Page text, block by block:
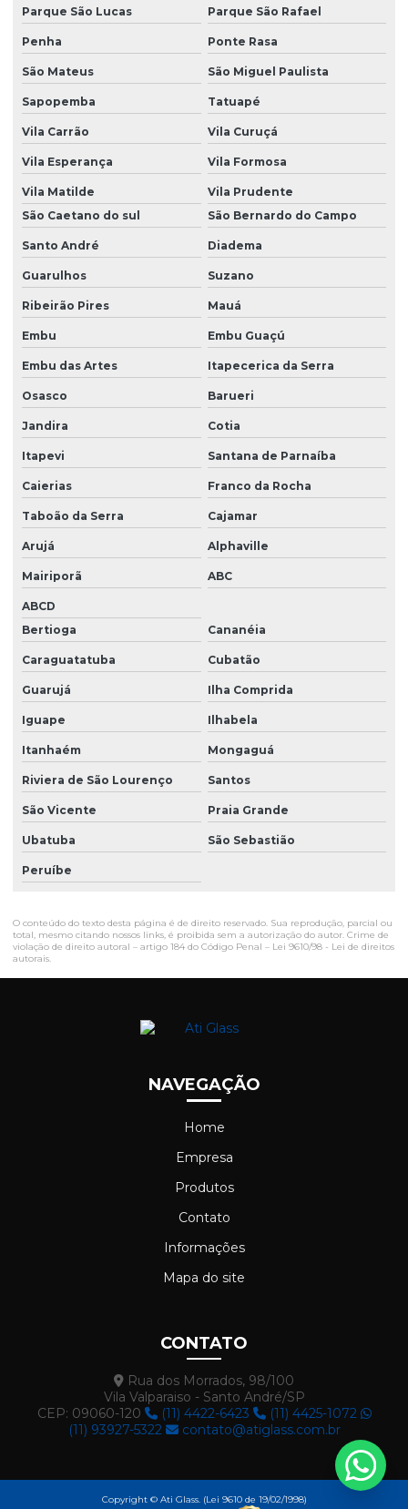
Parque São Lucas Parque São Rafael
Penha Ponte Rasa
São Mateus São Miguel Paulista
Sapopemba Tatuapé
Vila Carrão Vila Curuçá
Vila Esperança Vila Formosa
Vila Matilde
Vila Prudente
São Caetano do sul
São Bernardo do Campo
Santo André Diadema
Guarulhos Suzano
Ribeirão Pires Mauá
Embu Embu Guaçú
Embu das Artes Itapecerica da Serra
Osasco Barueri
Jandira Cotia
Itapevi Santana de Parnaíba
Caierias Franco da Rocha
Taboão da Serra Cajamar
Arujá Alphaville
Mairiporã ABC
ABCD
Bertioga
Cananéia
Caraguatatuba Cubatão
Guarujá Ilha Comprida
Iguape Ilhabela
Itanhaém Mongaguá
Riviera de São Lourenço Santos
São Vicente Praia Grande
Ubatuba São Sebastião
Peruíbe
O conteúdo do texto desta página é de direito reservado. Sua reprodução, parcial ou
total, mesmo citando nossos links, é proibida sem a autorização do autor. Crime de
violação de direito autoral – artigo 184 do Código Penal – Lei 9610/98 - Lei de direitos
autorais.
NAVEGAÇÃO
Home
Empresa
Produtos
Contato
Informações
Mapa do site
CONTATO
Rua dos Morrados, 98/100
Vila Valparaiso - Santo André/SP
CEP: 09060-120
(11) 4422-6423
(11) 4425-1072
(11) 93927-5322
contato@atiglass.com.br
Copyright © Ati Glass. (Lei 9610 de 19/02/1998)